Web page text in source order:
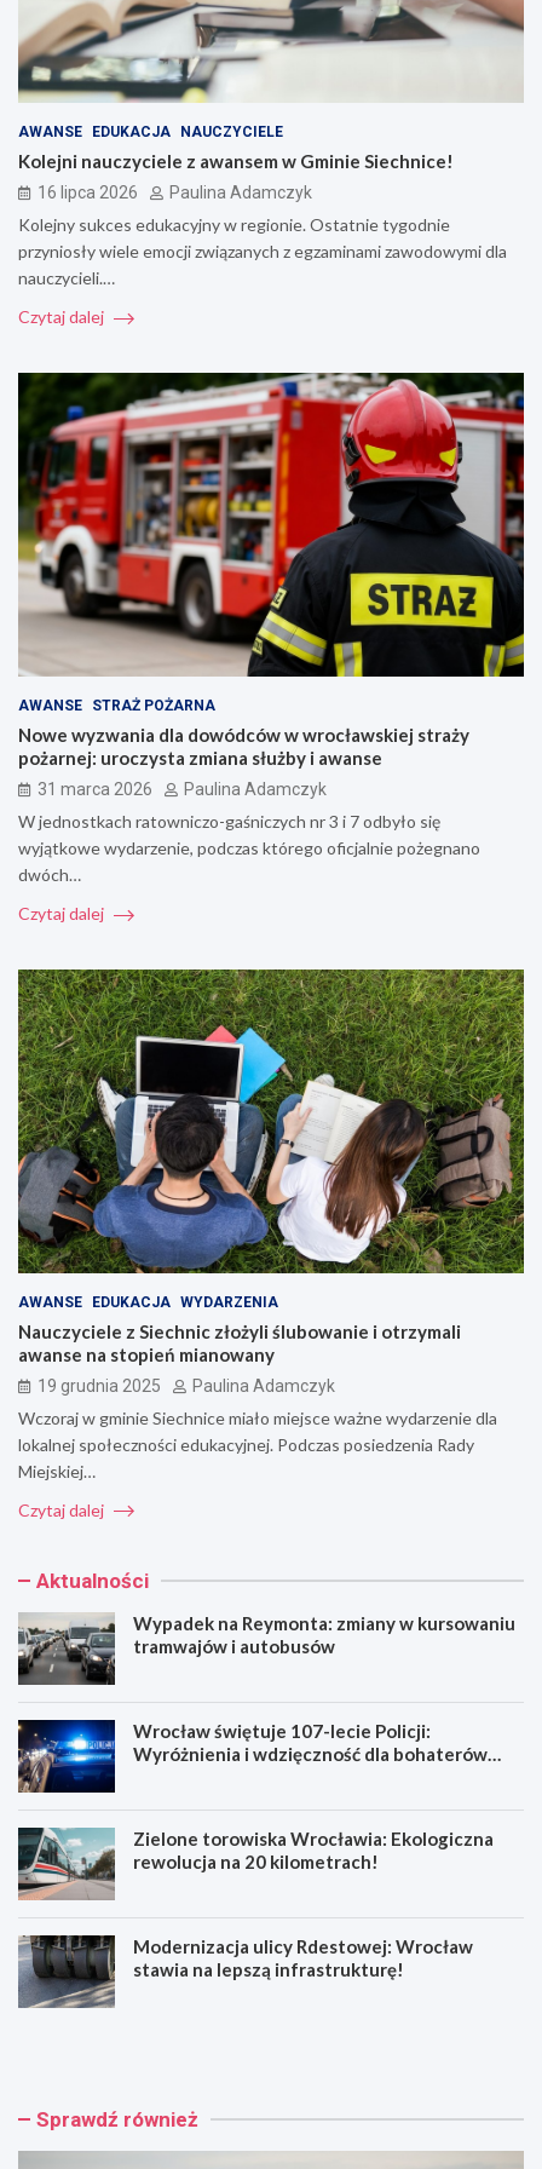
AWANSE EDUKACJA NAUCZYCIELE
Kolejni nauczyciele z awansem w Gminie Siechnice!
16 lipca 2026 Paulina Adamczyk
Kolejny sukces edukacyjny w regionie. Ostatnie tygodnie
przyniosły wiele emocji związanych z egzaminami zawodowymi dla
nauczycieli.…
Czytaj dalej
AWANSE STRAŻ POŻARNA
Nowe wyzwania dla dowódców w wrocławskiej straży
pożarnej: uroczysta zmiana służby i awanse
31 marca 2026 Paulina Adamczyk
W jednostkach ratowniczo-gaśniczych nr 3 i 7 odbyło się
wyjątkowe wydarzenie, podczas którego oficjalnie pożegnano
dwóch…
Czytaj dalej
AWANSE EDUKACJA WYDARZENIA
Nauczyciele z Siechnic złożyli ślubowanie i otrzymali
awanse na stopień mianowany
19 grudnia 2025 Paulina Adamczyk
Wczoraj w gminie Siechnice miało miejsce ważne wydarzenie dla
lokalnej społeczności edukacyjnej. Podczas posiedzenia Rady
Miejskiej…
Czytaj dalej
Aktualności
Wypadek na Reymonta: zmiany w kursowaniu
tramwajów i autobusów
Wrocław świętuje 107-lecie Policji:
Wyróżnienia i wdzięczność dla bohaterów
Zielone torowiska Wrocławia: Ekologiczna
rewolucja na 20 kilometrach!
Modernizacja ulicy Rdestowej: Wrocław
stawia na lepszą infrastrukturę!
W
e
W
a Sprawdź również